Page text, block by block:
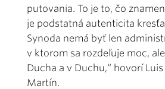
putovania. To je to, čo
je podstatná autenticita
Synoda nemá byť len
v ktorom sa rozdeľuje moc,
Ducha a v Duchu,“ hovorí
Martín.